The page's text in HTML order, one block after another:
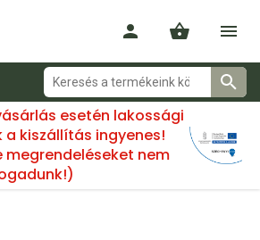
esetén lakossági
a kiszállítás ingyenes!
megrendeléseket nem